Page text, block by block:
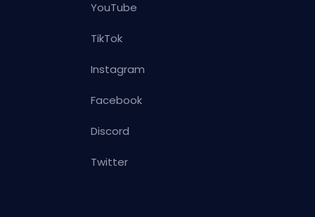
YouTube
TikTok
Instagram
Facebook
Discord
Twitter